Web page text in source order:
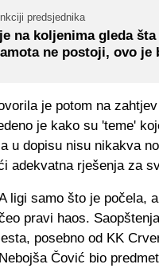
predsjednika
na koljenima gleda šta
ne postoji, ovo je
je potom na
je kako su 'teme'
u dopisu nisu nikakva
adekvatna rješenja za
ligi samo što je počela,
pravi haos.
posebno od KK
Čović bio